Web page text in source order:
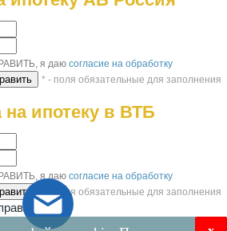
я даю согласие на обработку
* - поля обязательные для заполнения
на ипотеку в ВТБ
я даю согласие на обработку
* - поля обязательные для заполнения